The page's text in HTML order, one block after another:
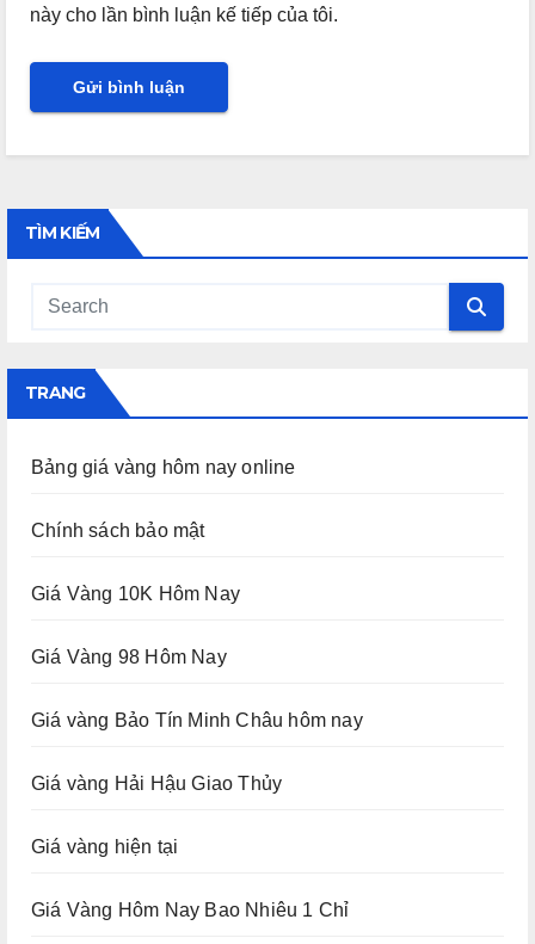
này cho lần bình luận kế tiếp của tôi.
TÌM KIẾM
TRANG
Bảng giá vàng hôm nay online
Chính sách bảo mật
Giá Vàng 10K Hôm Nay
Giá Vàng 98 Hôm Nay
Giá vàng Bảo Tín Minh Châu hôm nay
Giá vàng Hải Hậu Giao Thủy
Giá vàng hiện tại
Giá Vàng Hôm Nay Bao Nhiêu 1 Chỉ